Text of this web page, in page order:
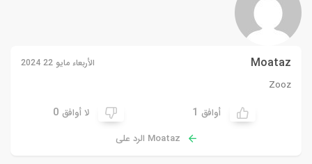
Moataz الأربعاء مايو 22 2024
Zooz
أوافق 1 لا أوافق 0
Moataz الرد على